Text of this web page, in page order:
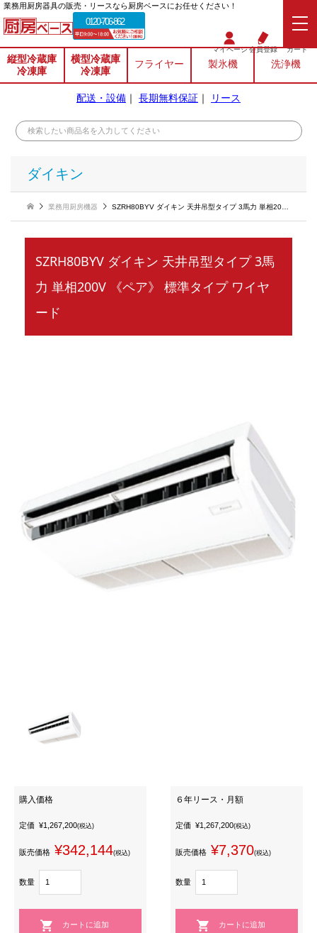
業務⽤厨房器具の販売・リースなら厨房ベースにお任せください！
0120-706-862
マイページ会員登録 カート
縦型冷蔵庫
冷凍庫
横型冷蔵庫
冷凍庫
フライヤー 製氷機 洗浄機
配送・設備 ｜ 長期無料保証 ｜ リース
ダイキン
業務用厨房機器 SZRH80BYV ダイキン 天井吊型タイプ 3馬力 単相200V 《ペア》 標準タイプ ワイヤード
SZRH80BYV ダイキン 天井吊型タイプ 3馬
力 単相200V 《ペア》 標準タイプ ワイヤ
ード
購入価格
定価 ¥1,267,200(税込)
販売価格 ¥342,144(税込)
数量
６年リース・月額
定価 ¥1,267,200(税込)
販売価格 ¥7,370(税込)
数量